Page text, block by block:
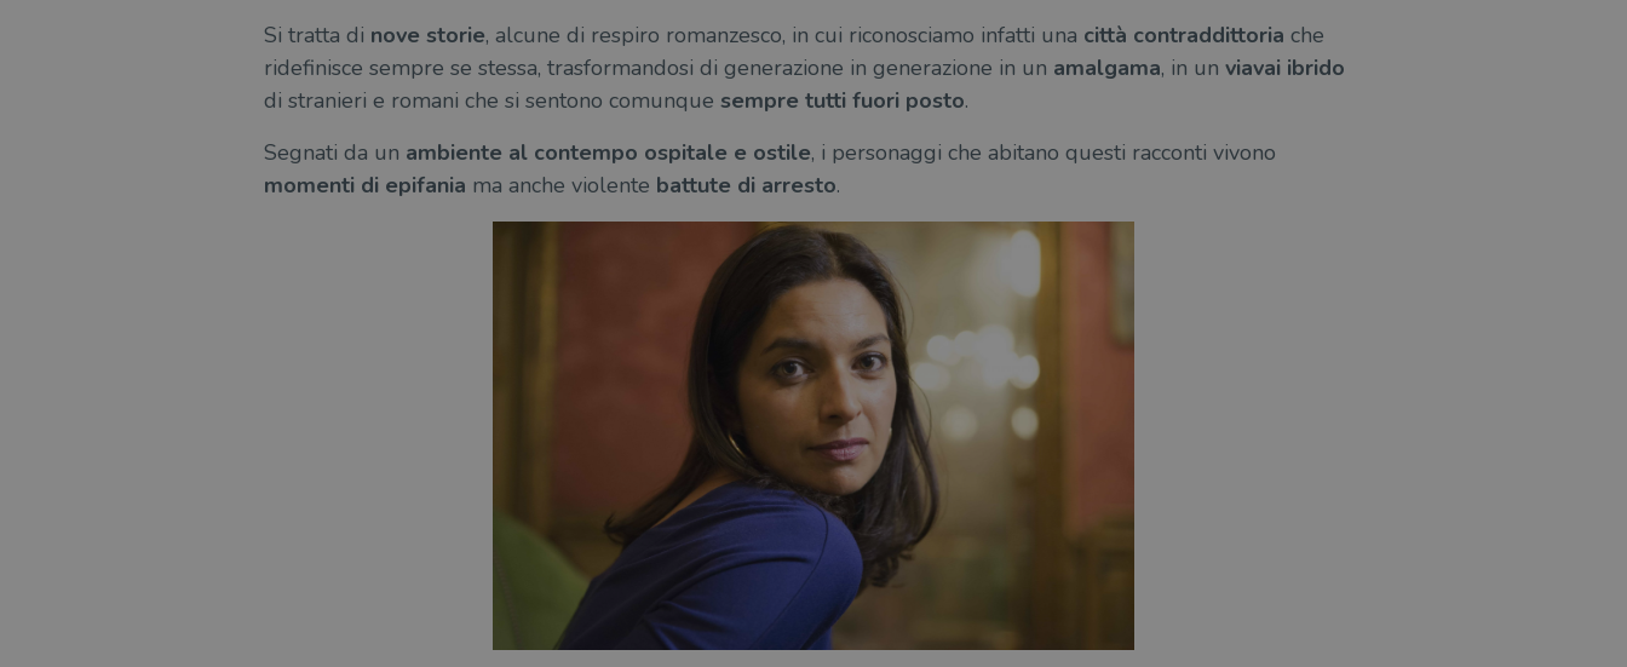
Si tratta di nove storie, alcune di respiro romanzesco, in cui riconosciamo infatti una città contraddittoria che
ridefinisce sempre se stessa, trasformandosi di generazione in generazione in un amalgama, in un viavai ibrido
di stranieri e romani che si sentono comunque sempre tutti fuori posto.
Segnati da un ambiente al contempo ospitale e ostile, i personaggi che abitano questi racconti vivono
momenti di epifania ma anche violente battute di arresto.